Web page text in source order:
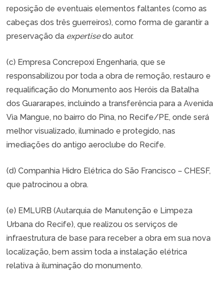
reposição de eventuais elementos faltantes (como as
cabeças dos três guerreiros), como forma de garantir a
preservação da expertisedo autor.
(c) Empresa Concrepoxi Engenharia, que se
responsabilizou por toda a obra de remoção, restauro e
requalificação do Monumento aos Heróis da Batalha
dos Guararapes, incluindo a transferência para a Avenida
Via Mangue, no bairro do Pina, no Recife/PE, onde será
melhor visualizado, iluminado e protegido, nas
imediações do antigo aeroclube do Recife.
(d) Companhia Hidro Elétrica do São Francisco – CHESF,
que patrocinou a obra.
(e) EMLURB (Autarquia de Manutenção e Limpeza
Urbana do Recife), que realizou os serviços de
infraestrutura de base para receber a obra em sua nova
localização, bem assim toda a instalação elétrica
relativa à iluminação do monumento.